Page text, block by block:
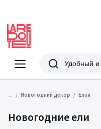
Меню
Redoute
Поиск
... Новогодний декор Елки
Новогодние ели